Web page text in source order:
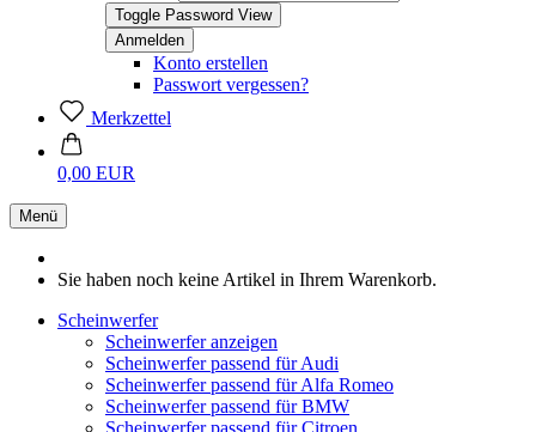
Toggle Password View
Konto erstellen
Passwort vergessen?
Merkzettel
0,00 EUR
Menü
Sie haben noch keine Artikel in Ihrem Warenkorb.
Scheinwerfer
Scheinwerfer anzeigen
Scheinwerfer passend für Audi
Scheinwerfer passend für Alfa Romeo
Scheinwerfer passend für BMW
Scheinwerfer passend für Citroen